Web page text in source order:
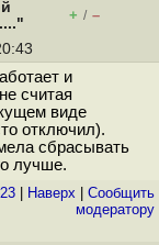
+ / –
и
считая
виде
отключил).
сбрасывать
лучше.
Наверх
Cообщить
модератору